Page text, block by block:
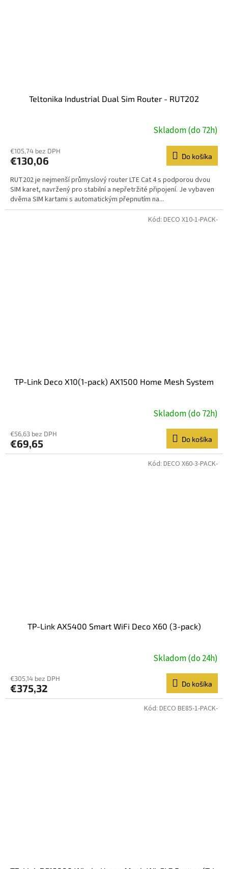
Teltonika Industrial Dual Sim Router - RUT202
Skladom (do 72h)
€105,74 bez DPH
€130,06 Do košíka
RUT202 je nejmenší průmyslový router LTE Cat 4 s podporou dvou
SIM karet, navržený pro stabilní a nepřetržité připojení. Je vybaven
dvěma SIM kartami s automatickým přepnutím na...
TP-Link Deco X10(1-pack) AX1500 Home Mesh System
Skladom (do 72h)
€56,63 bez DPH
€69,65 Do košíka
Kód: DECO X10-1-PACK-
TP-Link AX5400 Smart WiFi Deco X60 (3-pack)
Skladom (do 24h)
€305,14 bez DPH
€375,32 Do košíka
Kód: DECO X60-3-PACK-
Kód: DECO BE85-1-PACK-